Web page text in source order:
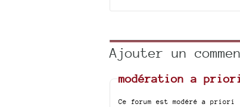
Ajouter un
modération a
Ce forum est modéré a